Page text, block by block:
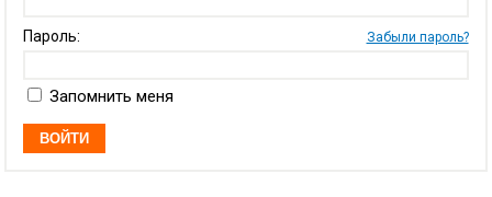
Пароль: Забыли пароль?
Запомнить меня